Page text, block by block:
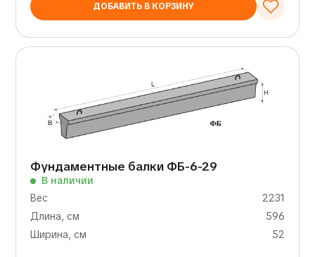
ДОБАВИТЬ В КОРЗИНУ
Фундаментные балки ФБ-6-29
В наличии
Вес
2231
Длина, см
596
Ширина, см
52